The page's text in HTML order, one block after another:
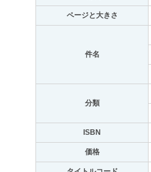
ページと大きさ
件名
分類
ISBN
価格